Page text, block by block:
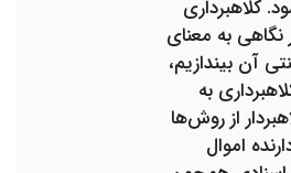
کلاهبرداری
به معنای
آن بیندازیم،
به
از روش‌ها
اموال